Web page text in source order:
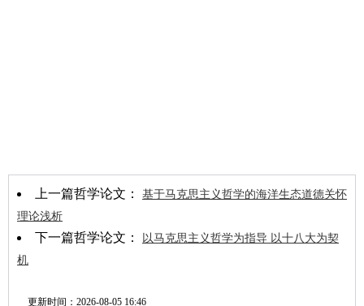
上一篇哲学论文： 基于马克思主义哲学的海洋生态道德关怀
理论浅析
下一篇哲学论文：
以马克思主义哲学为指导 以十八大为契
机
更新时间： 2026-08-05 16:46